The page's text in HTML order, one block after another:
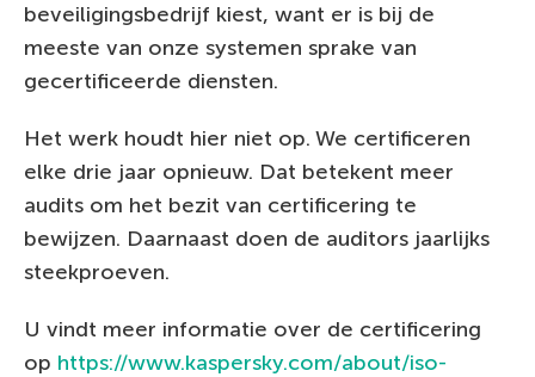
beveiligingsbedrijf kiest, want er is bij de
meeste van onze systemen sprake van
gecertificeerde diensten.
Het werk houdt hier niet op. We certificeren
elke drie jaar opnieuw. Dat betekent meer
audits om het bezit van certificering te
bewijzen. Daarnaast doen de auditors jaarlijks
steekproeven.
U vindt meer informatie over de certificering
op https://www.kaspersky.com/about/iso-